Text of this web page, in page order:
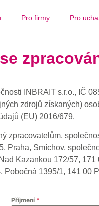
Pro firmy Pro
INBRAIT s.r.o., IČ
zdrojů získaných)
(EU) 2016/679.
Smíchov,
Kazankou 172/57,
Pobočná 1395/1, 141 00
Příjmení *